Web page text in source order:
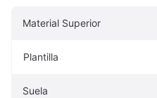
Material Superior
Plantilla
Suela